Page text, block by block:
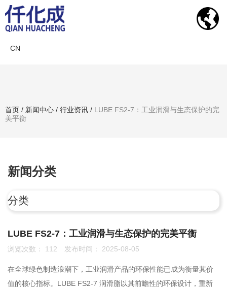
CN
首页 / 新闻中心 / 行业资讯 / LUBE FS2-7：工业润滑与生态保护的完
美平衡
新闻分类
分类
联系我们
0755-86192801
LUBE FS2-7：工业润滑与生态保护的完美平衡
浏览次数： 112 发布时间： 2025-08-05
在全球绿色制造浪潮下，工业润滑产品的环保性能已成为衡量其价
值的核心指标。LUBE FS2-7 润滑脂以其前瞻性的环保设计，重新